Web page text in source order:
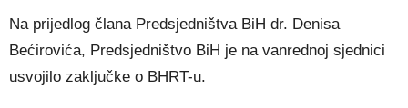
Na prijedlog člana Predsjedništva BiH dr. Denisa
Bećirovića, Predsjedništvo BiH je na vanrednoj sjednici
usvojilo zaključke o BHRT-u.